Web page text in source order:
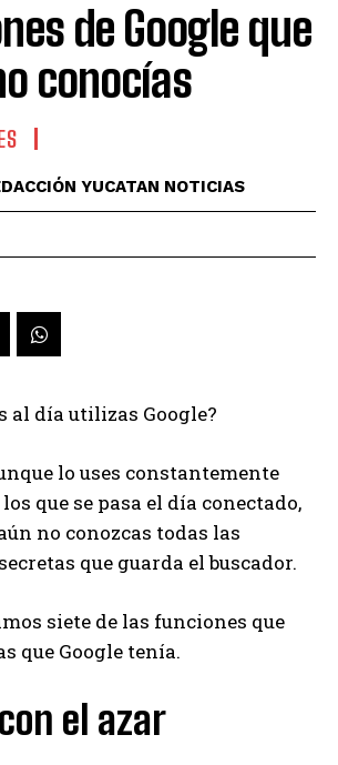
de Google que
conocías
YUCATAN NOTICIAS
al día utilizas Google?
lo uses constantemente
que se pasa el día conectado,
no conozcas todas las
que guarda el buscador.
siete de las funciones que
que Google tenía.
el azar